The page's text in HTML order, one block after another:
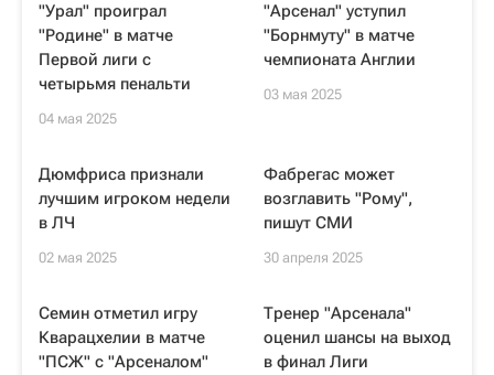
"Урал" проиграл
"Родине" в матче
Первой лиги с
четырьмя пенальти
04 мая 2025
"Арсенал" уступил
"Борнмуту" в матче
чемпионата Англии
03 мая 2025
Дюмфриса признали
лучшим игроком недели
в ЛЧ
02 мая 2025
Фабрегас может
возглавить "Рому",
пишут СМИ
30 апреля 2025
Семин отметил игру
Кварацхелии в матче
"ПСЖ" с "Арсеналом"
Тренер "Арсенала"
оценил шансы на выход
в финал Лиги